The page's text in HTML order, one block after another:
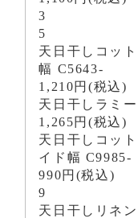
3
5
天日干しコッ
幅 C5643-
1,210円(税込)
天日干しラミ
1,265円(税込)
天日干しコッ
イド幅 C9985-
990円(税込)
9
天日干しリネ